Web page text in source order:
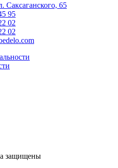
Саксаганского, 65
95
02
02
защищены